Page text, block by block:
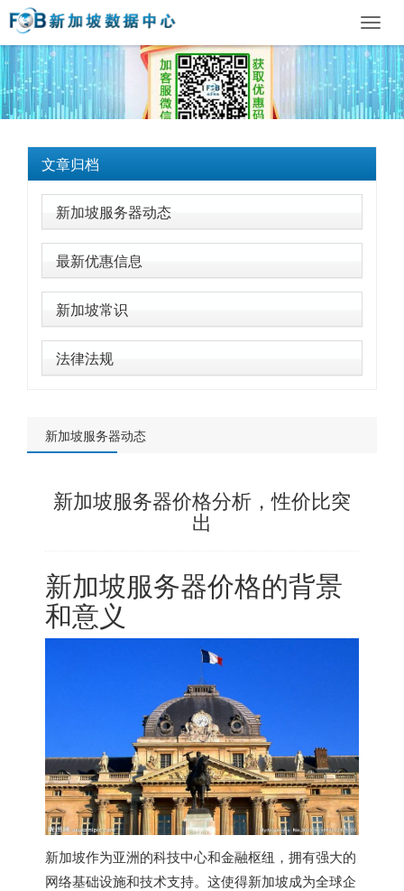
文章归档
新加坡服务器动态
最新优惠信息
新加坡常识
法律法规
新加坡服务器动态
新加坡服务器价格分析，性价比突
出
新加坡服务器价格的背景
和意义
新加坡作为亚洲的科技中心和金融枢纽，拥有强大的
网络基础设施和技术支持。这使得新加坡成为全球企